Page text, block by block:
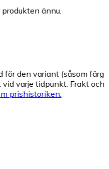
ännu.
för den variant (såsom färg
varje tidpunkt. Frakt och
prishistoriken.